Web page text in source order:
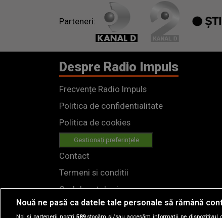
Parteneri:
Despre Radio Impuls
Frecvențe Radio Impuls
Politica de confidentialitate
Politica de cookies
Gestionați preferințele
Contact
Termeni si conditii
Cod deontologic
Regulamente
Nouă ne pasă ca datele tale personale să rămână